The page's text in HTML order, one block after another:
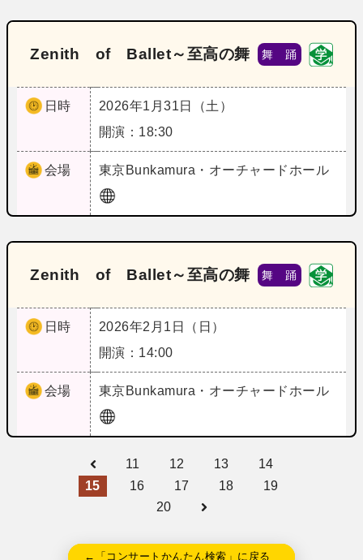
Zenith of Ballet～至高の舞 舞 踊
日時
2026年1月31日（土）
開演：18:30
会場 東京Bunkamura・オーチャードホール
Zenith of Ballet～至高の舞 舞 踊
日時
2026年2月1日（日）
開演：14:00
会場 東京Bunkamura・オーチャードホール
11 12 13
14
15
16 17 18
19
20
←「コンサートかんたん検索」に戻る